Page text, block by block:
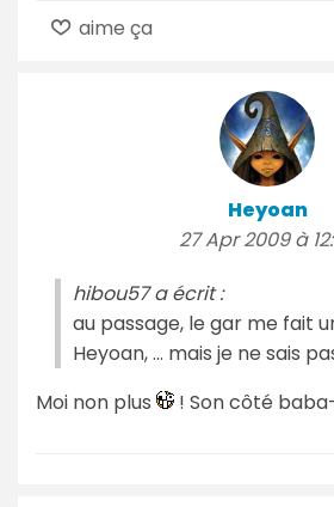
aime ça
Heyoan
27 Apr 2009 à
hibou57 a écrit :
au passage, le gar me fait
Heyoan, ... mais je ne sais
Moi non plus
! Son côté